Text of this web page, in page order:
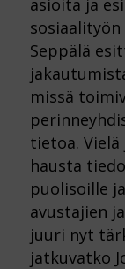
Seppälä
missä
tietoa.
hausta
puolisoille
avustajien
juuri nyt
jatkuvatko